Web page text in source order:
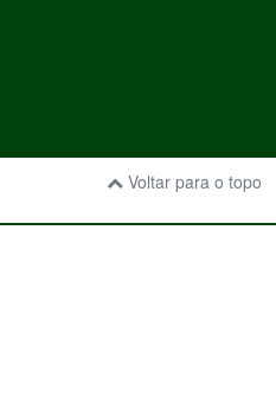
Voltar para o topo